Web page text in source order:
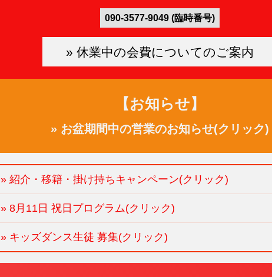
090-3577-9049 (臨時番号)
» 休業中の会費についてのご案内
【お知らせ】
» お盆期間中の営業のお知らせ(クリック)
» 紹介・移籍・掛け持ちキャンペーン(クリック)
» 8月11日 祝日プログラム(クリック)
» キッズダンス生徒 募集(クリック)